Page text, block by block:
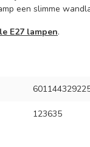
een slimme
E27 lampen.
123635